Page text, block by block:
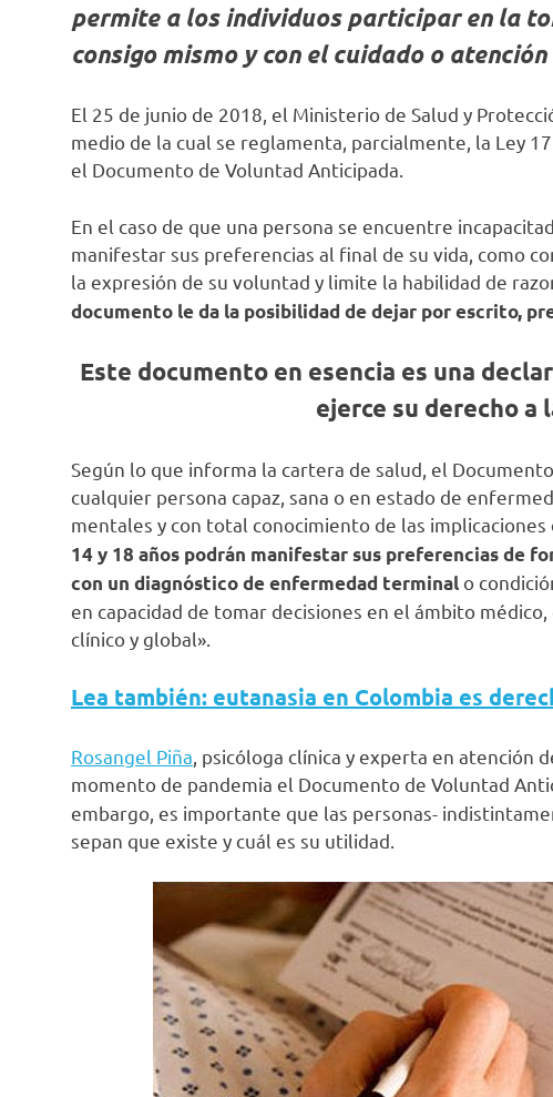
permite a los individuos participar en la
consigo mismo y con el cuidado o
El 25 de junio de 2018, el Ministerio de Salud y
medio de la cual se reglamenta, parcialmente, la Ley
el Documento de Voluntad Anticipada.
En el caso de que una persona se encuentre
manifestar sus preferencias al final de su vida, como
la expresión de su voluntad y limite la habilidad de
documento le da la posibilidad de dejar por escrito,
Este documento en esencia es una
ejerce su derecho a
Según lo que informa la cartera de salud, el
cualquier persona capaz, sana o en estado de
mentales y con total conocimiento de las implicaciones
14 y 18 años podrán manifestar sus preferencias de
con un diagnóstico de enfermedad terminal o
en capacidad de tomar decisiones en el ámbito
clínico y global».
Lea también: eutanasia en Colombia es
Rosangel Piña , psicóloga clínica y experta en
momento de pandemia el Documento de Voluntad
embargo, es importante que las personas-
sepan que existe y cuál es su utilidad.